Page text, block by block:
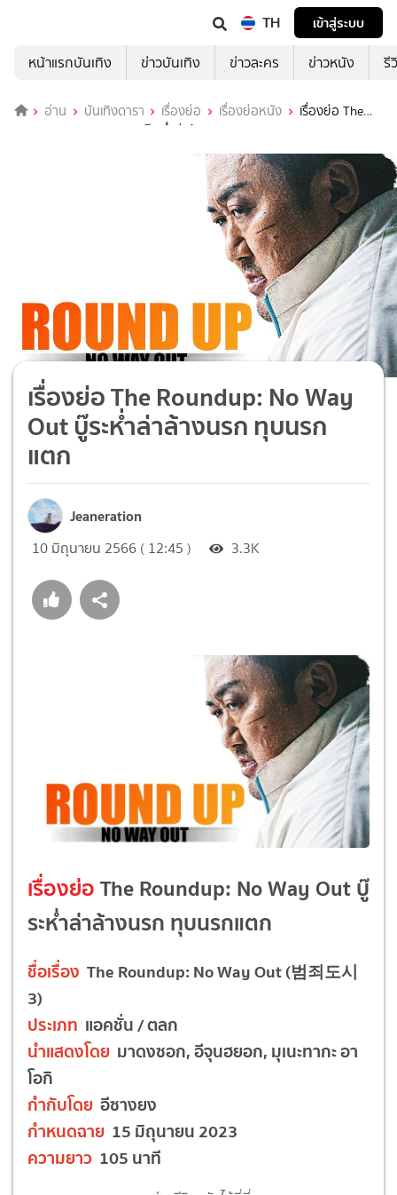
TH
เข้าสู่ระบบ
หน้าแรกบันเทิง
ข่าวบันเทิง ข่าวละคร ข่าวหนัง รี
อ่าน บันเทิงดารา เรื่องย่อ เรื่องย่อหนัง
เรื่องย่อ The
Roundup: No Way Out บู๊ระห่ำล่าล้างนรก ทุบนรกแตก
เรื่องย่อ The Roundup: No Way
Out บู๊ระห่ำล่าล้างนรก ทุบนรก
แตก
Jeaneration
10 มิถุนายน 2566 ( 12:45 ) 3.3K
เรื่องย่อThe Roundup: No Way Out บู๊
ระห่ำล่าล้างนรก ทุบนรกแตก
ชื่อเรื่อง The Roundup: No Way Out (범죄도시
3)
ประเภท แอคชั่น / ตลก
นำแสดงโดย มาดงซอก, อีจุนฮยอก, มุเนะทากะ อา
โอกิ
กำกับโดย อีซางยง
กำหนดฉาย 15 มิถุนายน 2023
ความยาว 105 นาที